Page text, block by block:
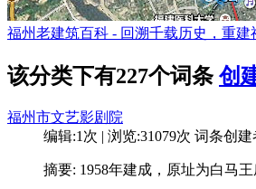
福州老建筑百科 - 回溯千载历史，重建
该分类下有227个词条 创
福州市文艺影剧院
编辑:1次 | 浏览:31079次 词条创建
摘要: 1958年建成，原址为白马王